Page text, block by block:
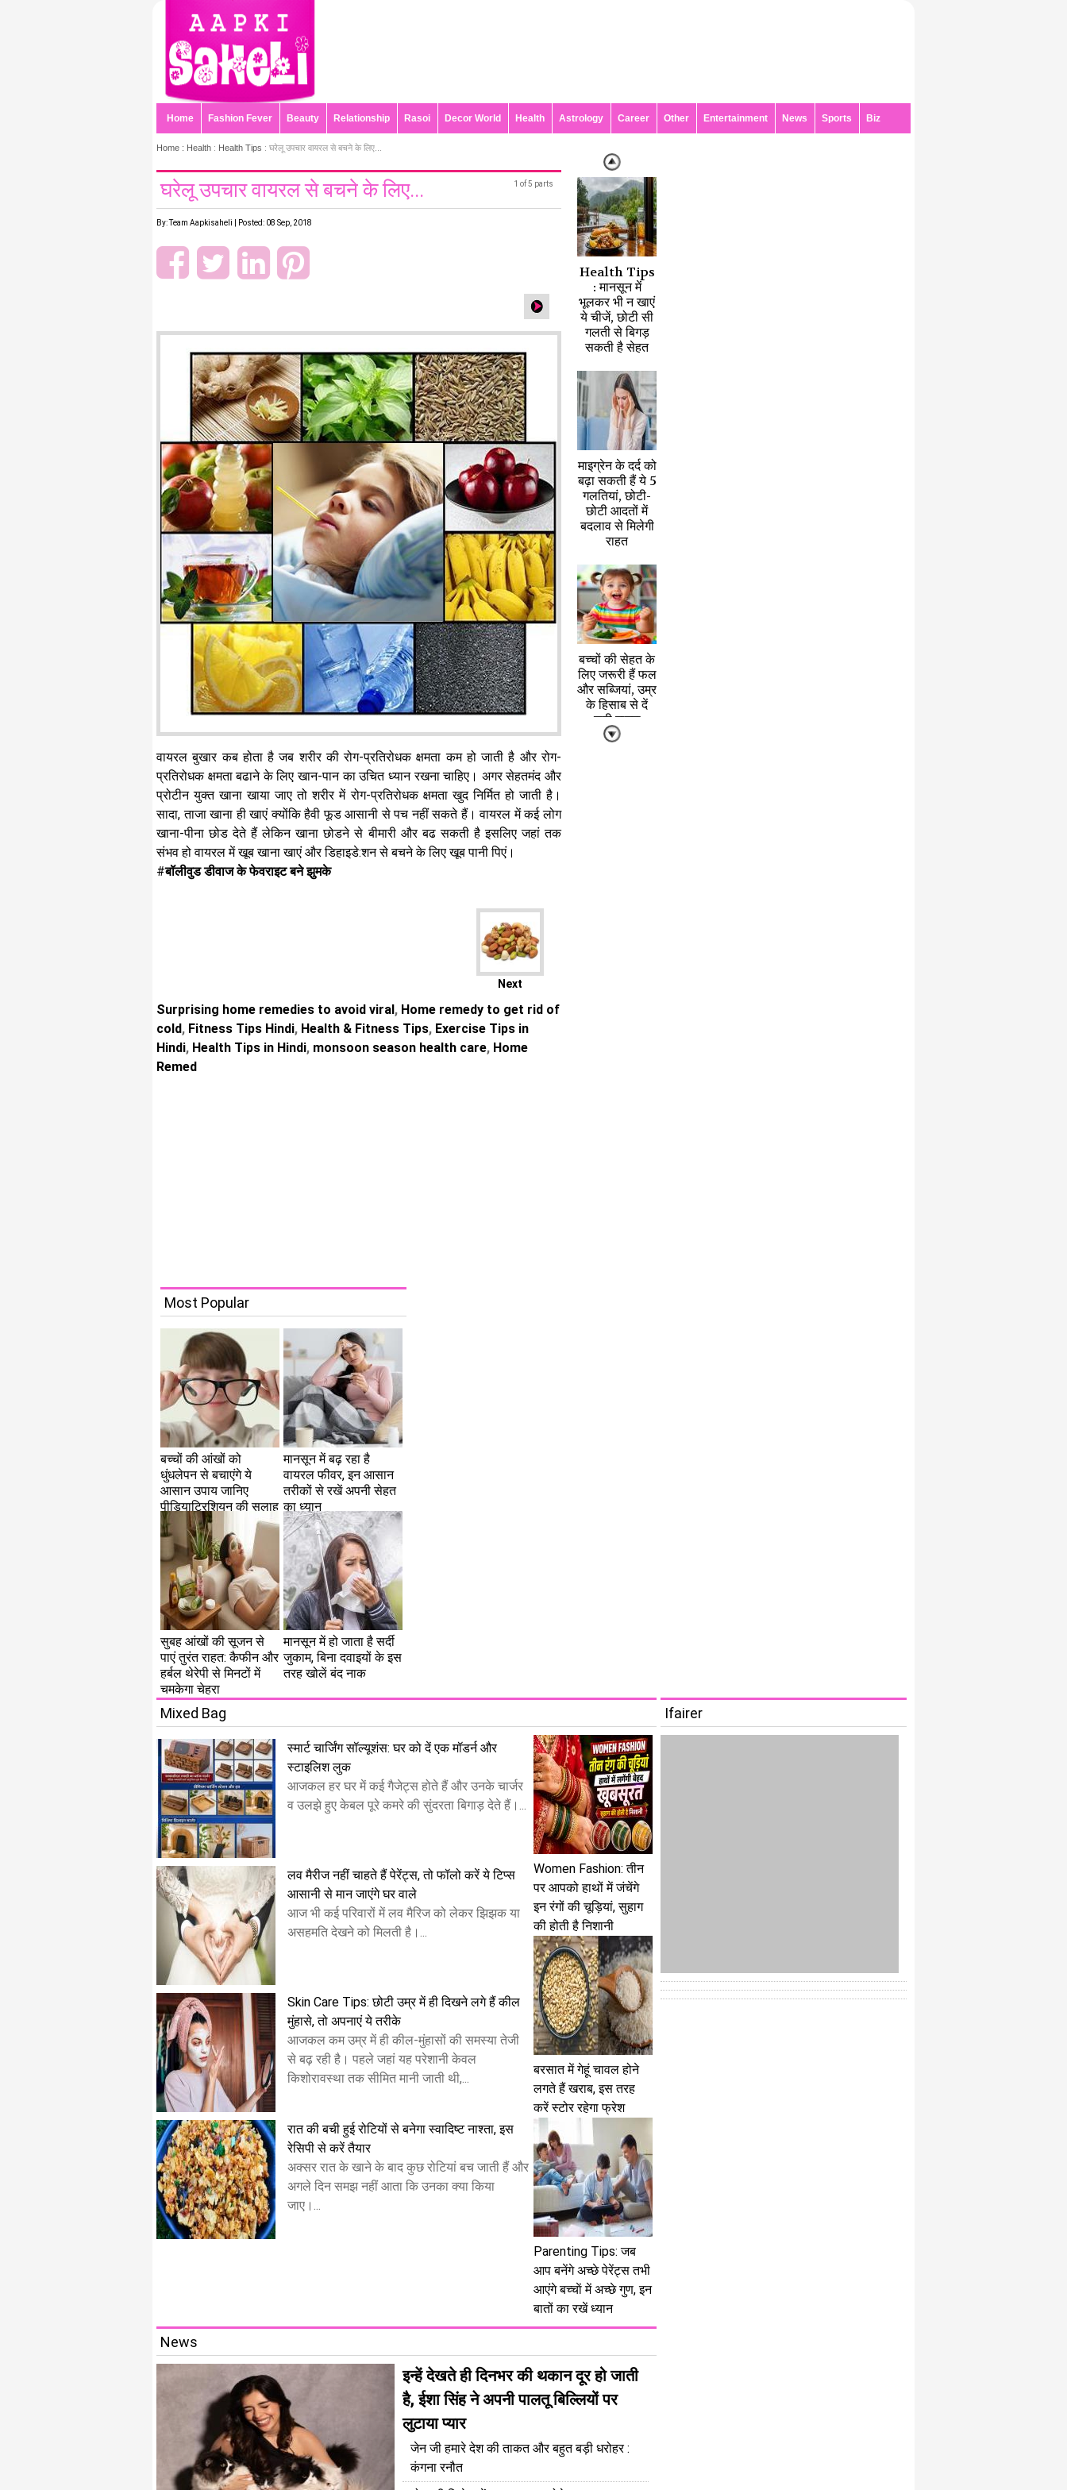
Home Fashion Fever Beauty Relationship Rasoi Decor World Health Astrology Career Other Entertainment News Sports Biz
Home : Health : Health Tips : घरेलू उपचार वायरल से बचने के लिए...
1 of 5 parts
घरेलू उपचार वायरल से बचने के लिए...
By: Team Aapkisaheli | Posted: 08 Sep, 2018
वायरल बुखार कब होता है जब शरीर की रोग-प्रतिरोधक क्षमता कम हो जाती है और रोग-
प्रतिरोधक क्षमता बढाने के लिए खान-पान का उचित ध्यान रखना चाहिए। अगर सेहतमंद और
प्रोटीन युक्त खाना खाया जाए तो शरीर में रोग-प्रतिरोधक क्षमता खुद निर्मित हो जाती है।
सादा, ताजा खाना ही खाएं क्योंकि हैवी फूड आसानी से पच नहीं सकते हैं। वायरल में कई लोग
खाना-पीना छोड देते हैं लेकिन खाना छोडने से बीमारी और बढ सकती है इसलिए जहां तक
संभव हो वायरल में खूब खाना खाएं और डिहाइडे:शन से बचने के लिए खूब पानी पिएं।
#बॉलीवुड डीवाज के फेवराइट बने झुमके
Next
Surprising home remedies to avoid viral, Home remedy to get rid of
cold, Fitness Tips Hindi, Health & Fitness Tips, Exercise Tips in
Hindi, Health Tips in Hindi, monsoon season health care, Home
Remed
Health Tips
: मानसून में
भूलकर भी न खाएं
ये चीजें, छोटी सी
गलती से बिगड़
सकती है सेहत
माइग्रेन के दर्द को
बढ़ा सकती हैं ये 5
गलतियां, छोटी-
छोटी आदतों में
बदलाव से मिलेगी
राहत
बच्चों की सेहत के
लिए जरूरी हैं फल
और सब्जियां, उम्र
के हिसाब से दें
सही मात्रा
Most Popular
बच्चों की आंखों को
धुंधलेपन से बचाएंगे ये
आसान उपाय जानिए
पीडियाट्रिशियन की सलाह
मानसून में बढ़ रहा है
वायरल फीवर, इन आसान
तरीकों से रखें अपनी सेहत
का ध्यान
सुबह आंखों की सूजन से
पाएं तुरंत राहत: कैफीन और
हर्बल थेरेपी से मिनटों में
चमकेगा चेहरा
मानसून में हो जाता है सर्दी
जुकाम, बिना दवाइयों के इस
तरह खोलें बंद नाक
Mixed Bag
स्मार्ट चार्जिंग सॉल्यूशंस: घर को दें एक मॉडर्न और
स्टाइलिश लुक
​आजकल हर घर में कई गैजेट्स होते हैं और उनके चार्जर
व उलझे हुए केबल पूरे कमरे की सुंदरता बिगाड़ देते हैं।...
लव मैरीज नहीं चाहते हैं पेरेंट्स, तो फॉलो करें ये टिप्स
आसानी से मान जाएंगे घर वाले
आज भी कई परिवारों में लव मैरिज को लेकर झिझक या
असहमति देखने को मिलती है।...
Skin Care Tips: छोटी उम्र में ही दिखने लगे हैं कील
मुंहासे, तो अपनाएं ये तरीके
आजकल कम उम्र में ही कील-मुंहासों की समस्या तेजी
से बढ़ रही है। पहले जहां यह परेशानी केवल
किशोरावस्था तक सीमित मानी जाती थी,...
रात की बची हुई रोटियों से बनेगा स्वादिष्ट नाश्ता, इस
रेसिपी से करें तैयार
अक्सर रात के खाने के बाद कुछ रोटियां बच जाती हैं और
अगले दिन समझ नहीं आता कि उनका क्या किया
जाए।...
Women Fashion: तीन
पर आपको हाथों में जंचेंगे
इन रंगों की चूड़ियां, सुहाग
की होती है निशानी
बरसात में गेहूं चावल होने
लगते हैं खराब, इस तरह
करें स्टोर रहेगा फ्रेश
Parenting Tips: जब
आप बनेंगे अच्छे पेरेंट्स तभी
आएंगे बच्चाें में अच्छे गुण, इन
बातों का रखें ध्यान
News
इन्हें देखते ही दिनभर की थकान दूर हो जाती
है, ईशा सिंह ने अपनी पालतू बिल्लियों पर
लुटाया प्यार
जेन जी हमारे देश की ताकत और बहुत बड़ी धरोहर :
कंगना रनौत
Ifairer